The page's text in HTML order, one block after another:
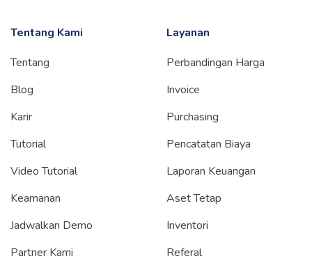
Tentang Kami
Tentang
Blog
Karir
Tutorial
Video Tutorial
Keamanan
Jadwalkan Demo
Partner Kami
Layanan
Perbandingan Harga
Invoice
Purchasing
Pencatatan Biaya
Laporan Keuangan
Aset Tetap
Inventori
Referal